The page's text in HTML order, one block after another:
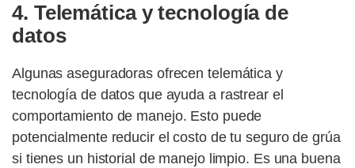
4. Telemática y tecnología de
datos
Algunas aseguradoras ofrecen telemática y
tecnología de datos que ayuda a rastrear el
comportamiento de manejo. Esto puede
potencialmente reducir el costo de tu seguro de grúa
si tienes un historial de manejo limpio. Es una buena